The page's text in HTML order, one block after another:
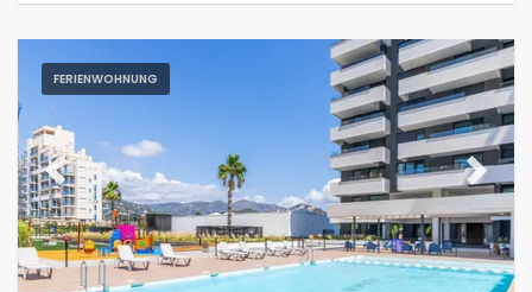
FERIENWOHNUNG
Previous Next